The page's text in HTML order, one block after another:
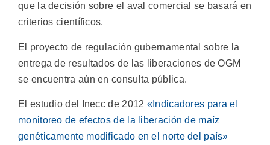
que la decisión sobre el aval comercial se basará en
criterios científicos.
El proyecto de regulación gubernamental sobre la
entrega de resultados de las liberaciones de OGM
se encuentra aún en consulta pública.
El estudio del Inecc de 2012 «Indicadores para el
monitoreo de efectos de la liberación de maíz
genéticamente modificado en el norte del país»